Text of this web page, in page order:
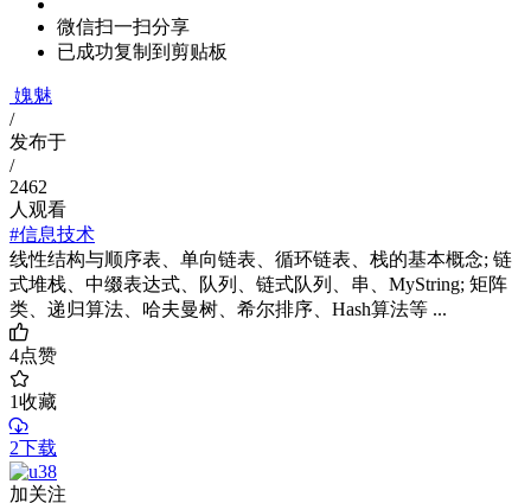
微信扫一扫分享
已成功复制到剪贴板
媿魅
/
发布于
/
2462
人观看
#信息技术
线性结构与顺序表、单向链表、循环链表、栈的基本概念; 链
式堆栈、中缀表达式、队列、链式队列、串、MyString; 矩阵
类、递归算法、哈夫曼树、希尔排序、Hash算法等 ...
4点赞
1收藏
2下载
加关注